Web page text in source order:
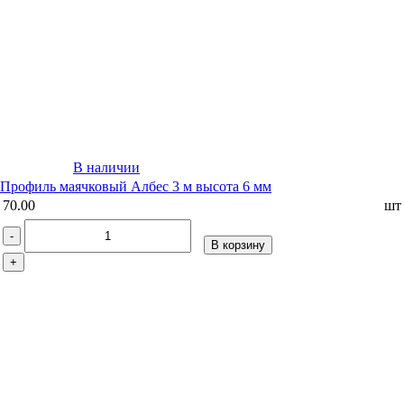
В наличии
Профиль маячковый Албес 3 м высота 6 мм
70.00
шт
-
+
В корзину